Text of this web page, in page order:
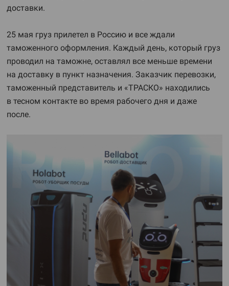
доставки.
25 мая груз прилетел в Россию и все ждали
таможенного оформления. Каждый день, который груз
проводил на таможне, оставлял все меньше времени
на доставку в пункт назначения. Заказчик перевозки,
таможенный представитель и «ТРАСКО» находились
в тесном контакте во время рабочего дня и даже
после.